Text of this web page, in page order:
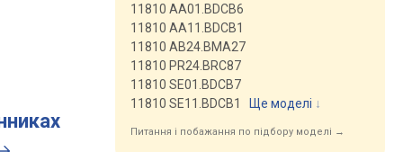
11810 AA01.BDCB6
11810 AA11.BDCB1
11810 AB24.BMA27
11810 PR24.BRC87
11810 SE01.BDCB7
11810 SE11.BDCB1
Ще моделі ↓
Питання і побажання по підбору моделі →